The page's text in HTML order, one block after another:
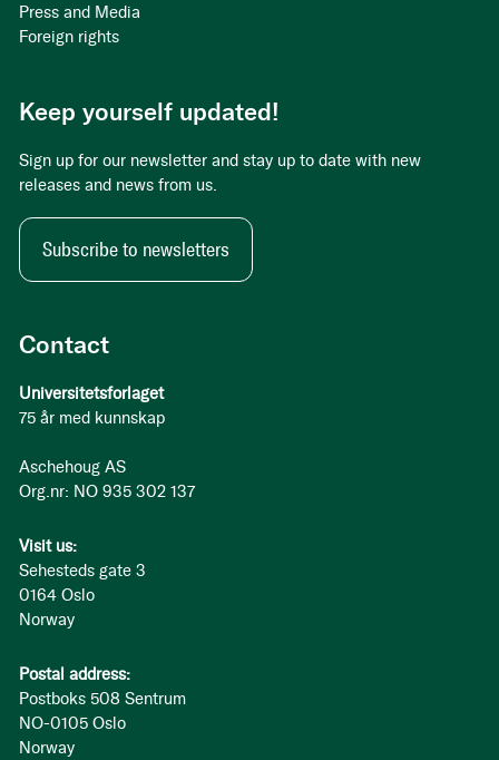
Contact
Universitetsforlaget
75 år med kunnskap
Aschehoug AS
Org.nr: NO 935 302 137
Visit us:
Sehesteds gate 3
0164 Oslo
Norway
Postal address:
Postboks 508 Sentrum
NO-0105 Oslo
Norway
Press and Media
Foreign rights
Keep yourself updated!
Sign up for our newsletter and stay up to date with new
releases and news from us.
Subscribe to newsletters